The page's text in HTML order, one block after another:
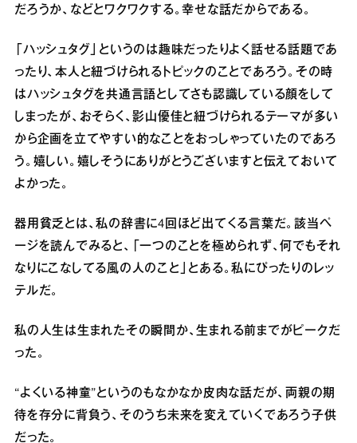
だろうか、などとワクワクする。幸せな話だからである。
「ハッシュタグ」というのは趣味だったりよく話せる話題であ
ったり、本人と紐づけられるトピックのことであろう。その時
はハッシュタグを共通言語としてさも認識している顔をして
しまったが、おそらく、影山優佳と紐づけられるテーマが多い
から企画を立てやすい的なことをおっしゃっていたのであろ
う。嬉しい。嬉しそうにありがとうございますと伝えておいて
よかった。
器用貧乏とは、私の辞書に4回ほど出てくる言葉だ。該当ペ
ージを読んでみると、「一つのことを極められず、何でもそれ
なりにこなしてる風の人のこと」とある。私にぴったりのレッ
テルだ。
私の人生は生まれたその瞬間か、生まれる前までがピークだ
った。
“よくいる神童”というのもなかなか皮肉な話だが、両親の期
待を存分に背負う、そのうち未来を変えていくであろう子供
だった。